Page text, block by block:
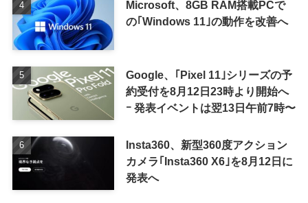
Microsoft、8GB RAM搭載PCで
の｢Windows 11｣の動作を改善へ
Google、｢Pixel 11｣シリーズの予
約受付を8月12日23時より開始へ
ｰ 発表イベントは翌13日午前7時〜
Insta360、新型360度アクション
カメラ｢Insta360 X6｣を8月12日に
発表へ